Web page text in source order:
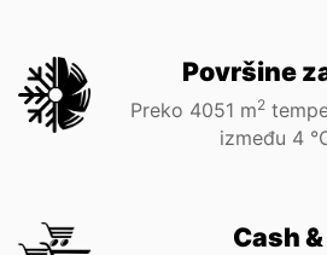
Površine
Preko 4200 m2
između 4
Cash